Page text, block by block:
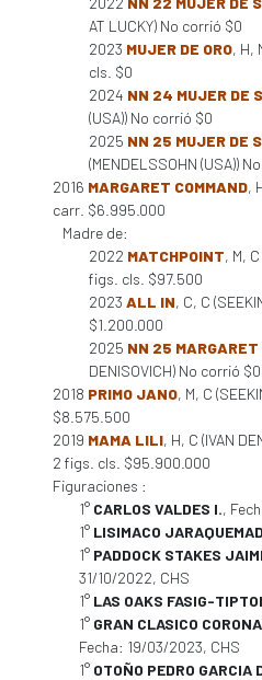
AT LUCKY) No corrió $0
2023 MUJER DE ORO, H,
cls. $0
2024 NN 24 MUJER DE
(USA)) No corrió $0
2025 NN 25 MUJER DE
(MENDELSSOHN (USA))
2016 MARGARET COMMAND,
carr. $6.995.000
Madre de:
2022 MATCHPOINT, M,
figs. cls. $97.500
2023 ALL IN, C, C
$1.200.000
2025 NN 25 MARGARET
DENISOVICH) No corrió $0
2018 PRIMO JANO, M, C
$8.575.500
2019 MAMA LILI, H, C (IVAN
2 figs. cls. $95.900.000
Figuraciones :
1° CARLOS VALDES I.,
1° LISIMACO
1° PADDOCK STAKES
31/10/2022, CHS
1° LAS OAKS FASIG-
1° GRAN CLASICO
Fecha: 19/03/2023, CHS
1° OTOÑO PEDRO GARCIA